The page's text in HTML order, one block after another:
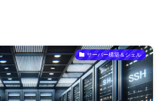
サーバー構築＆シェル